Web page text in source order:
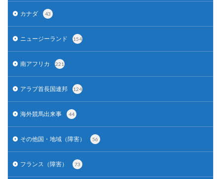
カナダ 43
ニュージーランド 154
南アフリカ 221
アラブ首長国連邦 124
海外競馬出来事 44
その他国・地域（障害） 56
フランス（障害） 73